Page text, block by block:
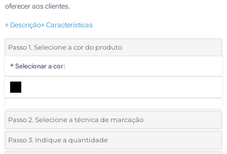
oferecer aos clientes.
+ Descrição+ Características
Passo 1. Selecione a cor do produto
* Selecionar a cor:
Passo 2. Selecione a técnica de marcação
*Selecione o tipo de marcação e as cores do logotipo:
Passo 3. Indique a quantidade